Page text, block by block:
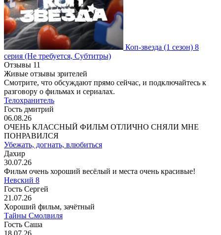
Коп-звезда (1 сезон) 8
серия (Не требуется, Субтитры)
Отзывы 11
Живые отзывы зрителей
Смотрите, что обсуждают прямо сейчас, и подключайтесь к
разговору о фильмах и сериалах.
Телохранитель
Гость дмитрий
06.08.26
ОЧЕНЬ КЛАССНЫЙ ФИЛЬМ ОТЛИЧНО СНЯЛИ МНЕ
ПОНРАВИЛСЯ
Убежать, догнать, влюбиться
Дахир
30.07.26
Фильм очень хороший весёлый и места очень красивые!
Невский 8
Гость Сергей
21.07.26
Хороший фильм, зачётный
Тайны Смолвиля
Гость Саша
18.07.26